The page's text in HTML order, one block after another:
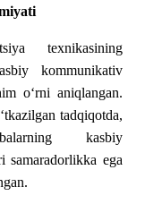
texnikasining
kommunikativ
o‘rni aniqlangan.
tadqiqotda,
kasbiy
samaradorlikka ega